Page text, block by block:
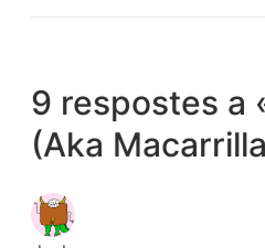
9 respostes a
(Aka